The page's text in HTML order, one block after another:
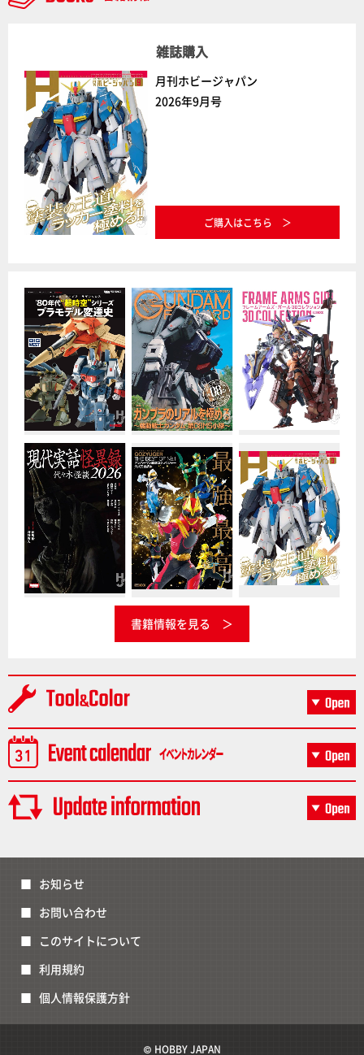
雑誌購入
月刊ホビージャパン
2026年9月号
ご購入はこちら
書籍情報を見る
お知らせ
お問い合わせ
このサイトについて
利用規約
個人情報保護方針
© HOBBY JAPAN